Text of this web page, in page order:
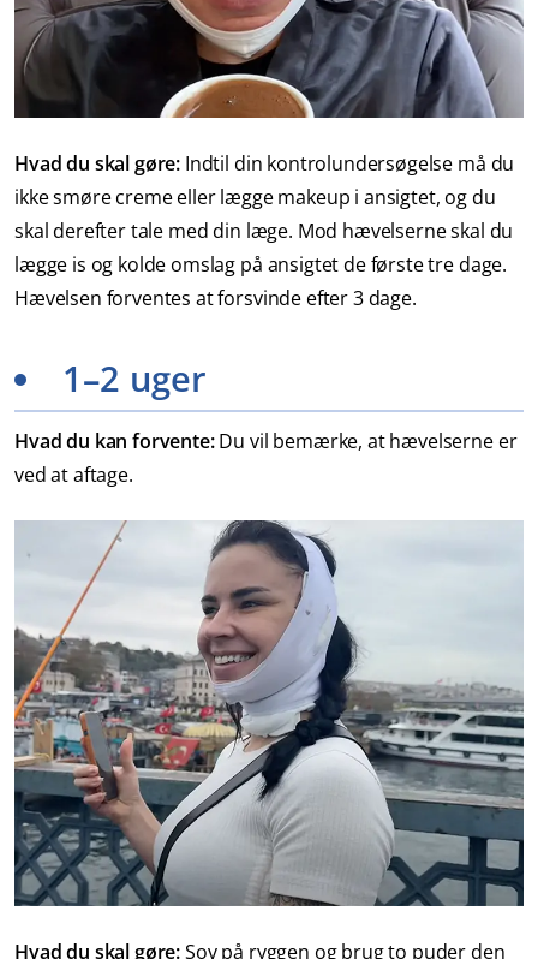
Hvad du skal gøre: Indtil din kontrolundersøgelse må du
ikke smøre creme eller lægge makeup i ansigtet, og du
skal derefter tale med din læge. Mod hævelserne skal du
lægge is og kolde omslag på ansigtet de første tre dage.
Hævelsen forventes at forsvinde efter 3 dage.
1–2 uger
Hvad du kan forvente:Du vil bemærke, at hævelserne er
ved at aftage.
Hvad du skal gøre:Sov på ryggen og brug to puder den